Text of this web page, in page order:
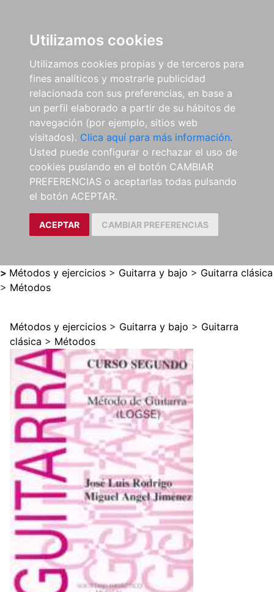
Utilizamos cookies
Utilizamos cookies propias y de terceros para
fines analíticos y mostrarle publicidad
relacionada con sus preferencias, en base a
un perfil elaborado a partir de su hábitos de
navegación (por ejemplo, sitios web
visitados). Clica aquí para más información.
Usted puede configurar o rechazar el uso de
cookies puslando en el botón CAMBIAR
PREFERENCIAS o aceptarlas todas pulsando
el botón ACEPTAR.
ACEPTAR CAMBIAR PREFERENCIAS
> Métodos y ejercicios > Guitarra y bajo > Guitarra clásica
> Métodos
Métodos y ejercicios > Guitarra y bajo > Guitarra
clásica > Métodos